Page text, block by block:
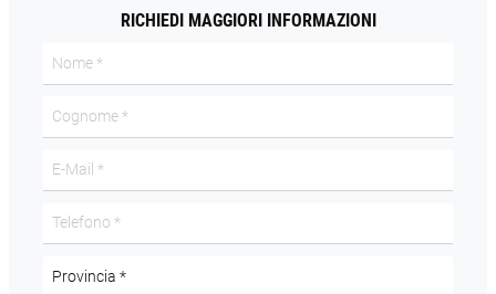
RICHIEDI MAGGIORI INFORMAZIONI